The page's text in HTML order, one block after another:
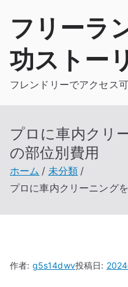
フリーラ
功ストー
フレンドリーでアクセス
プロに車内クリ
の部位別費用
ホーム
未分類
プロに車内クリーニング
作者: g5s14dwv投稿日: